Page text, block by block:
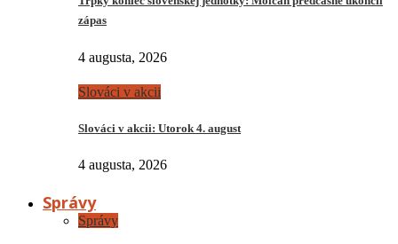
zápas
4 augusta, 2026
Slováci v akcii
Slováci v akcii: Utorok 4. august
4 augusta, 2026
Správy
Správy